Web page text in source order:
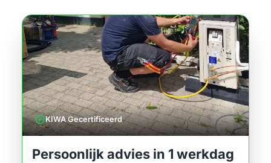
verifiedKIWA Gecertificeerd
Persoonlijk advies in 1 werkdag